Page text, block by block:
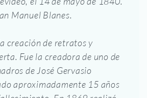
Manuel Blanes.
creación de retratos y
Fue la creadora de uno de
de José Gervasio
aproximadamente 15 años